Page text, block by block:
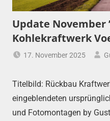
Update November
Kohlekraftwerk
17. November 2025
Titelbild: Rückbau
eingeblendeten
und Fotomontagen by